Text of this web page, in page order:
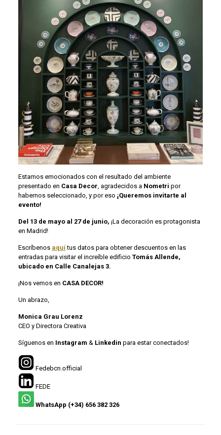
Estamos emocionados con el resultado del ambiente
presentado en Casa Decor , agradecidos a Nometri por
habernos seleccionado, y por eso ¡Queremos invitarte al
evento!
Del 13 de mayo al 27 de junio, ¡La decoración es protagonista
en Madrid!
Escríbenos aquí tus datos para obtener descuentos en las
entradas para visitar el increíble edificio Tomás Allende,
ubicado en Calle Canalejas 3.
¡Nos vemos en CASA DECOR!
Un abrazo,
Monica Grau Lorenz
CEO y Directora Creativa
Síguenos en Instagram & Linkedin para estar conectados!
Fedebcn.official
FEDE
WhatsApp (+34) 656 382 326